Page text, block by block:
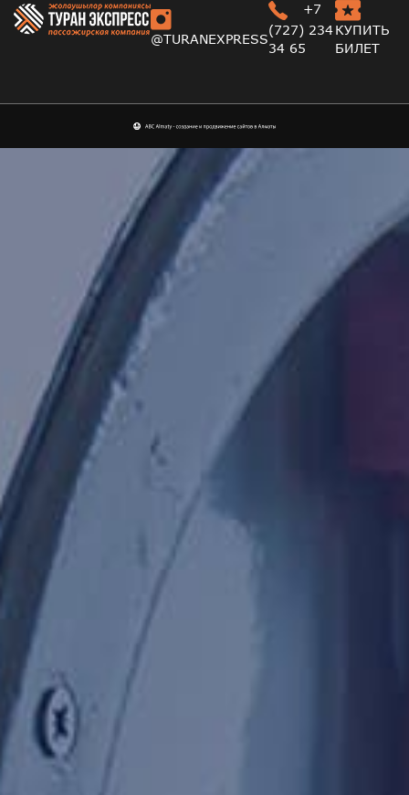
@TURANEXPRESS
+7
(727) 234
34 65
КУПИТЬ
БИЛЕТ